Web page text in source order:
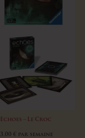
Echoes – Le Croc
3,00 € par semaine